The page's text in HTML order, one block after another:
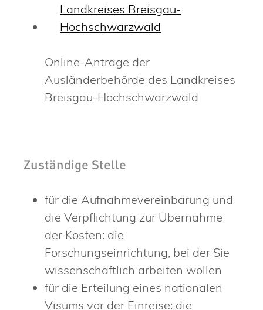
Landkreises Breisgau-
Hochschwarzwald
Online-Anträge der
Ausländerbehörde des Landkreises
Breisgau-Hochschwarzwald
Zuständige Stelle
für die Aufnahmevereinbarung und
die Verpflichtung zur Übernahme
der Kosten: die
Forschungseinrichtung, bei der Sie
wissenschaftlich arbeiten wollen
für die Erteilung eines nationalen
Visums vor der Einreise: die